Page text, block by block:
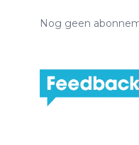
Nog geen